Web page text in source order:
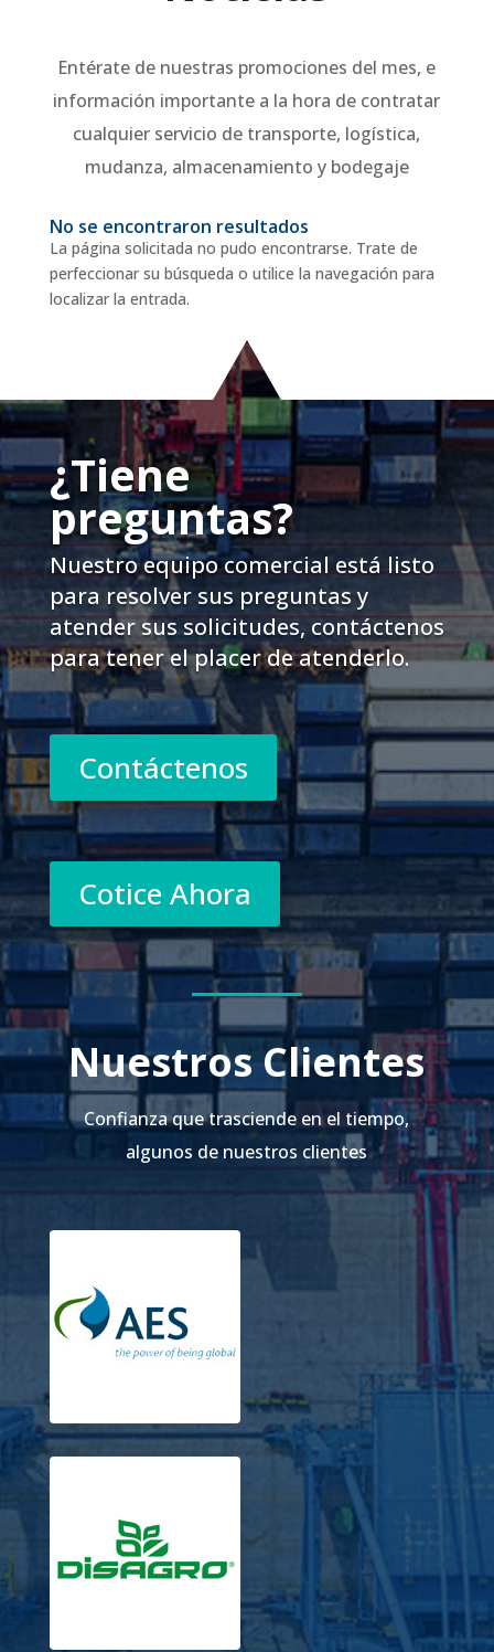
Entérate de nuestras promociones del mes, e
información importante a la hora de contratar
cualquier servicio de transporte, logística,
mudanza, almacenamiento y bodegaje
No se encontraron resultados
La página solicitada no pudo encontrarse. Trate de
perfeccionar su búsqueda o utilice la navegación para
localizar la entrada.
¿Tiene
preguntas?
Nuestro equipo comercial está listo
para resolver sus preguntas y
atender sus solicitudes, contáctenos
para tener el placer de atenderlo.
Contáctenos
Cotice Ahora
Nuestros Clientes
Confianza que trasciende en el tiempo,
algunos de nuestros clientes